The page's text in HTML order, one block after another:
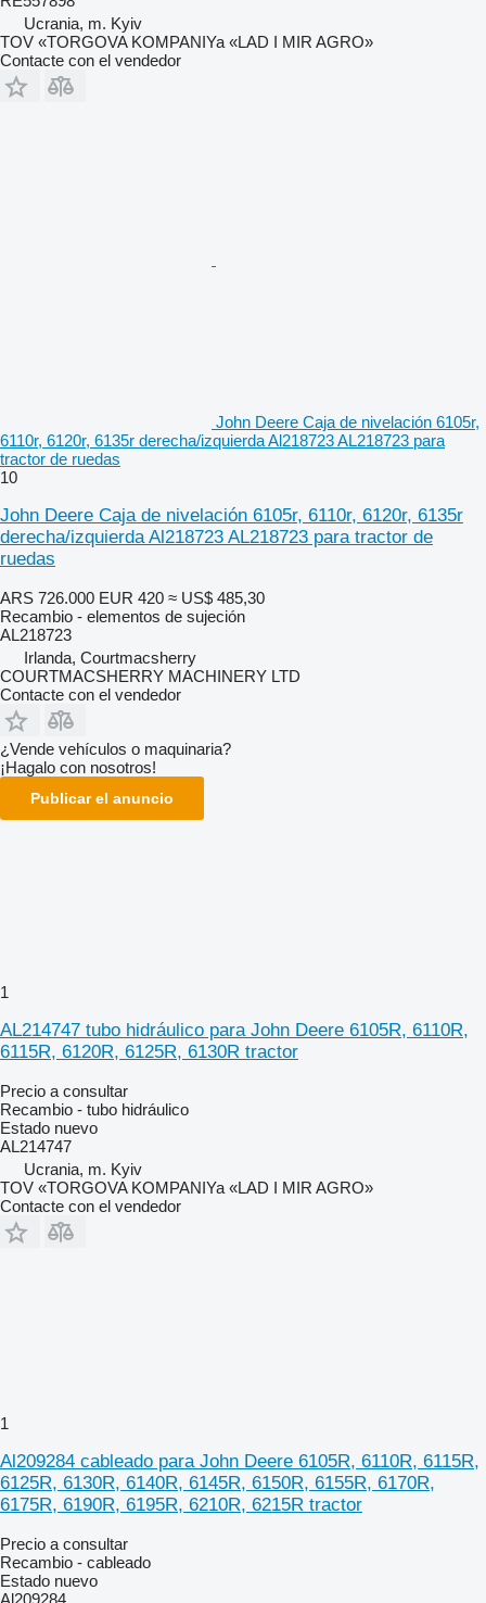
Ucrania, m. Kyiv
TOV «TORGOVA KOMPANIYa «LAD I MIR AGRO»
Contacte con el vendedor
John Deere Caja de nivelación 6105r,
6110r, 6120r, 6135r derecha/izquierda Al218723 AL218723 para
tractor de ruedas
10
John Deere Caja de nivelación 6105r, 6110r, 6120r, 6135r
derecha/izquierda Al218723 AL218723 para tractor de
ruedas
ARS 726.000 EUR 420 ≈ US$ 485,30
Recambio - elementos de sujeción
AL218723
Irlanda, Courtmacsherry
COURTMACSHERRY MACHINERY LTD
Contacte con el vendedor
¿Vende vehículos o maquinaria?
¡Hagalo con nosotros!
Publicar el anuncio
1
AL214747 tubo hidráulico para John Deere 6105R, 6110R,
6115R, 6120R, 6125R, 6130R tractor
Precio a consultar
Recambio - tubo hidráulico
Estado nuevo
AL214747
Ucrania, m. Kyiv
TOV «TORGOVA KOMPANIYa «LAD I MIR AGRO»
Contacte con el vendedor
1
Al209284 cableado para John Deere 6105R, 6110R, 6115R,
6125R, 6130R, 6140R, 6145R, 6150R, 6155R, 6170R,
6175R, 6190R, 6195R, 6210R, 6215R tractor
Precio a consultar
Recambio - cableado
Estado nuevo
Al209284